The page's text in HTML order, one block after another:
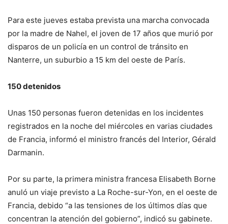
Para este jueves estaba prevista una marcha convocada
por la madre de Nahel, el joven de 17 años que murió por
disparos de un policía en un control de tránsito en
Nanterre, un suburbio a 15 km del oeste de París.
150 detenidos
Unas 150 personas fueron detenidas en los incidentes
registrados en la noche del miércoles en varias ciudades
de Francia, informó el ministro francés del Interior, Gérald
Darmanin.
Por su parte, la primera ministra francesa Elisabeth Borne
anuló un viaje previsto a La Roche-sur-Yon, en el oeste de
Francia, debido “a las tensiones de los últimos días que
concentran la atención del gobierno”, indicó su gabinete.